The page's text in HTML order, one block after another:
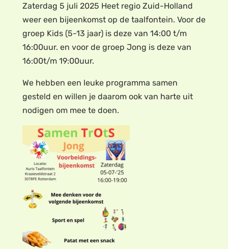
Zaterdag 5 juli 2025 Heet regio Zuid-Holland
weer een bijeenkomst op de taalfontein. Voor de
groep Kids (5-13 jaar) is deze van 14:00 t/m
16:00uur. en voor de groep Jong is deze van
16:00t/m 19:00uur.
We hebben een leuke programma samen
gesteld en willen je daarom ook van harte uit
nodigen om mee te doen.